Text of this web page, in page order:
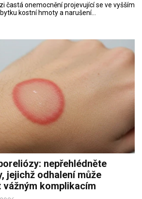
častá onemocnění projevující se ve vyšším
kostní hmoty a narušení…
nepřehlédněte
jejichž odhalení může
komplikacím